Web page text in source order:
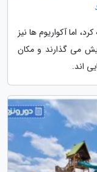
اما آکواریوم ها نیز
می گذارند و مکان
اند.